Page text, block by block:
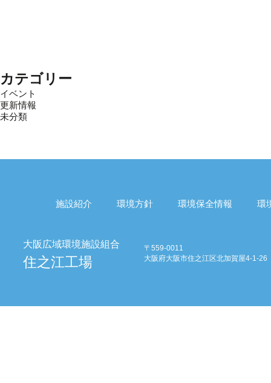
カテゴリー
イベント
更新情報
未分類
施設紹介 環境方針 環境保全情報 環
〒559-0011
大阪府大阪市住之江区北加賀屋4-1-26